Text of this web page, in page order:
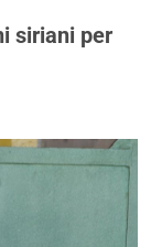
siriani per